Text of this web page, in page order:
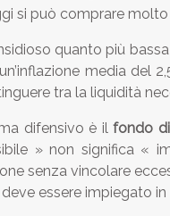
si può comprare
quanto più
media del
tra la liquidità
difensivo è ilfondo
» non significa «
senza vincolare
essere impiegato